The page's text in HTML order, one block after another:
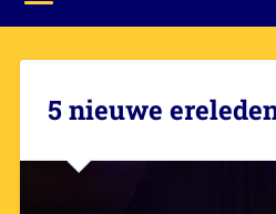
5 nieuwe